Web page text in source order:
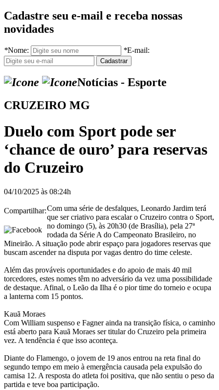
Cadastre seu e-mail e receba nossas
novidades
*Nome: *E-mail:
Notícias - Esporte
CRUZEIRO MG
Duelo com Sport pode ser
‘chance de ouro’ para reservas
do Cruzeiro
04/10/2025 às 08:24h
Compartilhar:Com uma série de desfalques, Leonardo Jardim terá
que ser criativo para escalar o Cruzeiro contra o Sport,
no domingo (5), às 20h30 (de Brasília), pela 27ª
rodada da Série A do Campeonato Brasileiro, no
Mineirão. A situação pode abrir espaço para jogadores reservas que
buscam ascender na disputa por vagas dentro do time celeste.
Além das prováveis oportunidades e do apoio de mais 40 mil
torcedores, estes nomes têm no adversário da vez uma possibilidade
de destaque. Afinal, o Leão da Ilha é o pior time do torneio e ocupa
a lanterna com 15 pontos.
Kauã Moraes
Com William suspenso e Fagner ainda na transição física, o caminho
está aberto para Kauã Moraes ser titular do Cruzeiro pela primeira
vez. A tendência é que isso aconteça.
Diante do Flamengo, o jovem de 19 anos entrou na reta final do
segundo tempo em meio à emergência causada pela expulsão do
camisa 12. A resposta do atleta foi positiva, que não sentiu o peso da
partida e teve boa participação.